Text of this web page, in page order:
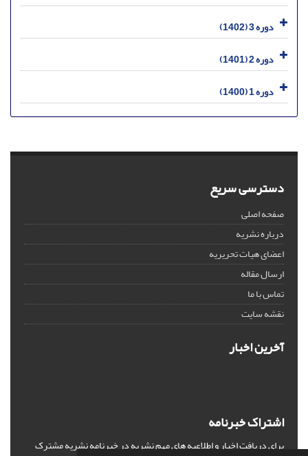
دوره 3 (1402)
دوره 2 (1401)
دوره 1 (1400)
دسترسی سریع
صفحه اصلی
درباره نشریه
اعضای هیات تحریریه
ارسال مقاله
تماس با ما
نقشه سایت
آخرین اخبار
اشتراک خبرنامه
برای دریافت اخبار و اطلاعیه های مهم نشریه در خبرنامه نشریه مشترک